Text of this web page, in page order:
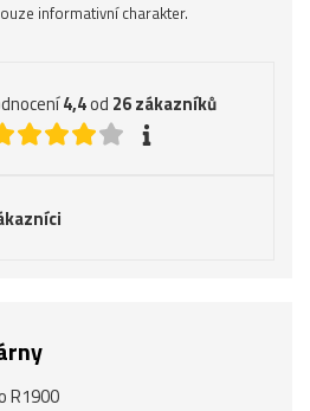
informativní charakter.
4,4od 26zákazníků
R1900